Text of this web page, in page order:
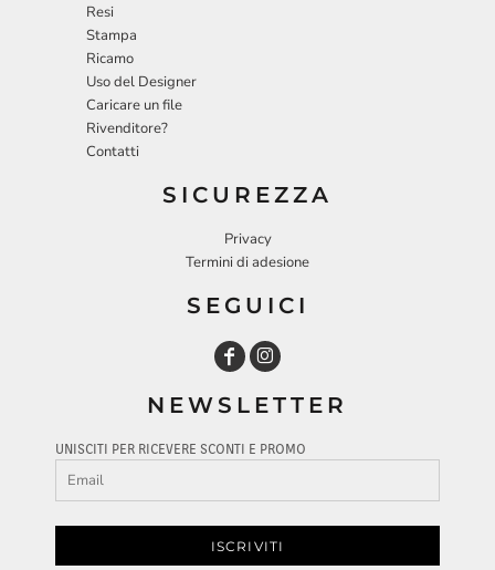
Resi
Stampa
Ricamo
Uso del Designer
Caricare un file
Rivenditore?
Contatti
SICUREZZA
Privacy
Termini di adesione
SEGUICI
NEWSLETTER
UNISCITI PER RICEVERE SCONTI E PROMO
ISCRIVITI